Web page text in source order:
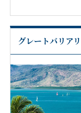
グレートバリア